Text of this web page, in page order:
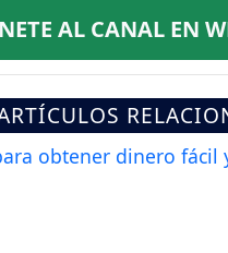
AL CANAL EN